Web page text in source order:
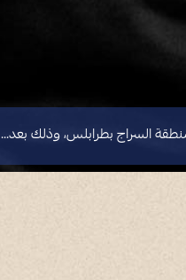
منطقة السراج بطرابلس، وذلك بعد…